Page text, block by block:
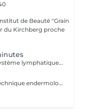
de Beauté "Grain
du Kirchberg proche
En relançant la micro-circulation et le système lymphatique (élimination des toxines), ce soin permet de lisser les traits de fatigue, d'atténuer les poches et cernes et de retrouver un teint éclatant.
Ce soin propose une introduction à la technique endermologie tout en relançant la microcirculation pour booster l'éclat du visage.